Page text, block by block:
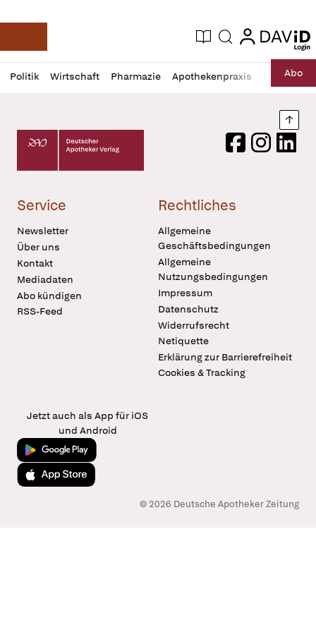
Deutsche Apotheker Zeitung
Aktuelle Ausgabe
Suche login
login
Politik Wirtschaft Pharmazie Apothekenpraxis RechtAbo
Profil
öffnen
Daz
Pur
Deutscher Apotheker Verlag Logo
FacebookInstagram
Service
Newsletter
Über uns
Kontakt
Mediadaten
Abo kündigen
RSS-Feed
Rechtliches
Allgemeine
Geschäftsbedingungen
Allgemeine
Nutzungsbedingungen
Impressum
Datenschutz
Widerrufsrecht
Netiquette
Erklärung zur Barrierefreiheit
Cookies & Tracking
Jetzt auch als App für iOS
und Android
Jetzt bei Google Play
Laden im App Store
© 2026 Deutsche Apotheker Zeitung